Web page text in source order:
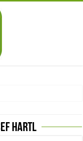
Hartl